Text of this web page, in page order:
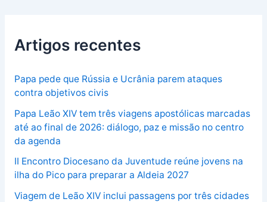
Artigos recentes
Papa pede que Rússia e Ucrânia parem ataques
contra objetivos civis
Papa Leão XIV tem três viagens apostólicas marcadas
até ao final de 2026: diálogo, paz e missão no centro
da agenda
II Encontro Diocesano da Juventude reúne jovens na
ilha do Pico para preparar a Aldeia 2027
Viagem de Leão XIV inclui passagens por três cidades